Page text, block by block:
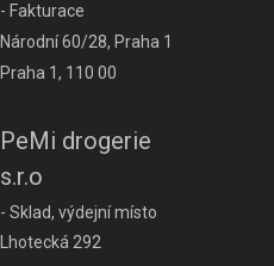
- Fakturace
Národní 60/28, Praha 1
Praha 1, 110 00
PeMi drogerie
s.r.o
- Sklad, výdejní místo
Lhotecká 292